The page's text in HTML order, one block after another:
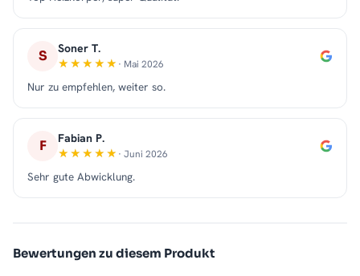
S Soner T.
· Mai 2026
Nur zu empfehlen, weiter so.
F Fabian P.
· Juni 2026
Sehr gute Abwicklung.
Bewertungen zu diesem Produkt